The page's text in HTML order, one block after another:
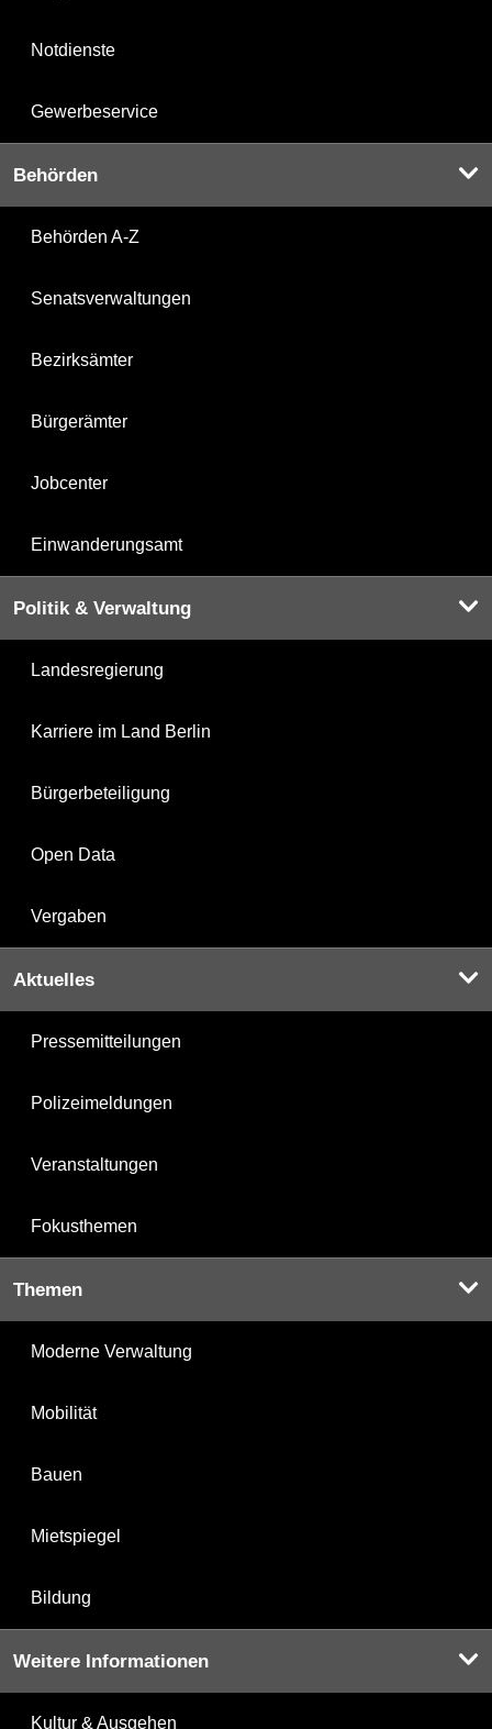
Notdienste
Gewerbeservice
Behörden
Behörden A-Z
Senatsverwaltungen
Bezirksämter
Bürgerämter
Jobcenter
Einwanderungsamt
Politik & Verwaltung
Landesregierung
Karriere im Land Berlin
Bürgerbeteiligung
Open Data
Vergaben
Aktuelles
Pressemitteilungen
Polizeimeldungen
Veranstaltungen
Fokusthemen
Themen
Moderne Verwaltung
Mobilität
Bauen
Mietspiegel
Bildung
Weitere Informationen
Kultur & Ausgehen